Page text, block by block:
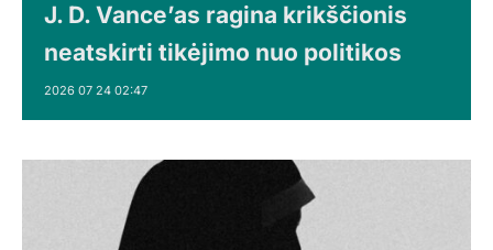
J. D. Vance’as ragina krikščionis
neatskirti tikėjimo nuo politikos
2026 07 24 02:47